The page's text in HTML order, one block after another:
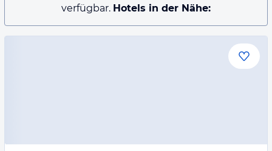
verfügbar. Hotels in der Nähe: